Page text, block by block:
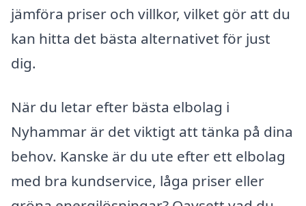
jämföra priser och villkor, vilket gör att du
kan hitta det bästa alternativet för just
dig.
När du letar efter bästa elbolag i
Nyhammar är det viktigt att tänka på dina
behov. Kanske är du ute efter ett elbolag
med bra kundservice, låga priser eller